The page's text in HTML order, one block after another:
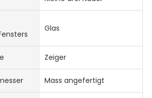
Glas
Zeiger
Mass angefertigt